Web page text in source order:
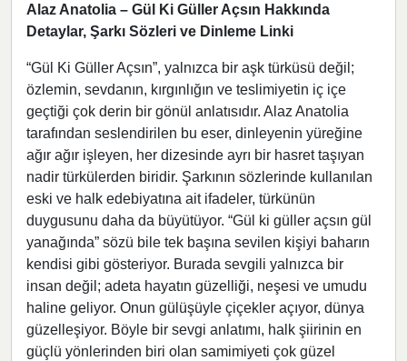
Alaz Anatolia – Gül Ki Güller Açsın Hakkında
Detaylar, Şarkı Sözleri ve Dinleme Linki
“Gül Ki Güller Açsın”, yalnızca bir aşk türküsü değil;
özlemin, sevdanın, kırgınlığın ve teslimiyetin iç içe
geçtiği çok derin bir gönül anlatısıdır. Alaz Anatolia
tarafından seslendirilen bu eser, dinleyenin yüreğine
ağır ağır işleyen, her dizesinde ayrı bir hasret taşıyan
nadir türkülerden biridir. Şarkının sözlerinde kullanılan
eski ve halk edebiyatına ait ifadeler, türkünün
duygusunu daha da büyütüyor. “Gül ki güller açsın gül
yanağında” sözü bile tek başına sevilen kişiyi baharın
kendisi gibi gösteriyor. Burada sevgili yalnızca bir
insan değil; adeta hayatın güzelliği, neşesi ve umudu
haline geliyor. Onun gülüşüyle çiçekler açıyor, dünya
güzelleşiyor. Böyle bir sevgi anlatımı, halk şiirinin en
güçlü yönlerinden biri olan samimiyeti çok güzel